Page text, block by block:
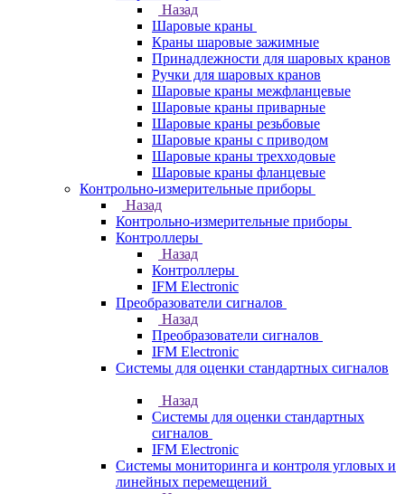
Назад
Шаровые краны
Краны шаровые зажимные
Принадлежности для шаровых кранов
Ручки для шаровых кранов
Шаровые краны межфланцевые
Шаровые краны приварные
Шаровые краны резьбовые
Шаровые краны с приводом
Шаровые краны трехходовые
Шаровые краны фланцевые
Контрольно-измерительные приборы
Назад
Контрольно-измерительные приборы
Контроллеры
Назад
Контроллеры
IFM Electronic
Преобразователи сигналов
Назад
Преобразователи сигналов
IFM Electronic
Системы для оценки стандартных сигналов
Назад
Системы для оценки стандартных
сигналов
IFM Electronic
Системы мониторинга и контроля угловых и
линейных перемещений